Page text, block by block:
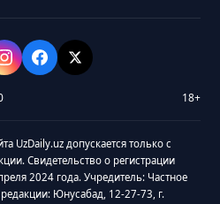
18+
UzDaily.uz допускается только с
Свидетельство о регистрации
2024 года. Учредитель: Частное
Юнусабад, 12-27-73, г.